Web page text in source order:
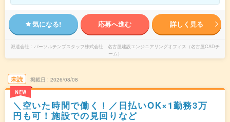
気になる! 応募へ進む 詳しく見る
派遣会社
パーソルテンプスタッフ株式会社 名古屋建設エンジニアリングオフィス（名古屋CADチ
ーム）
未読
NEW
掲載日 2026/08/08
＼空いた時間で働く！／日払いOK×1勤務3万
円も可！施設での見回りなど